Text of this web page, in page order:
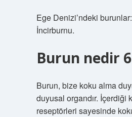
Ege Denizi’ndeki
İncirburnu.
Burun nedir
Burun, bize koku alma
duyusal organdır. İçerdiği
reseptörleri sayesinde